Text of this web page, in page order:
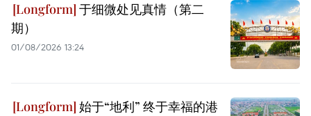
于细微处见真情（第二
期）
01/08/2026 13:24
始于“地利” 终于幸福的港